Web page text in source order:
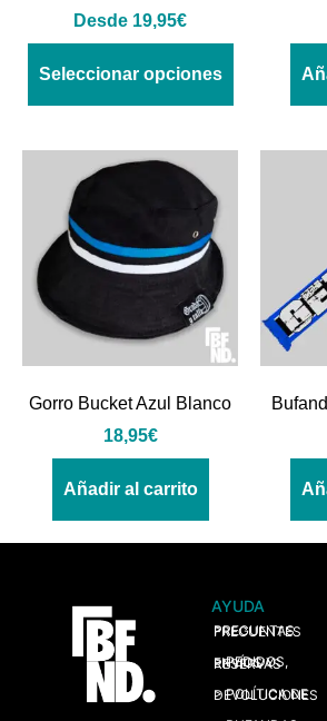
Desde 19,95€
Seleccionar opciones
Gorro Bucket Azul Blanco
18,95€
Añadir al carrito
AYUDA
> PREGUNTAS FRECUENTES
> PEDIDOS, ENVÍOS Y RESERVAS
> POLÍTICA DE DEVOLUCIONES